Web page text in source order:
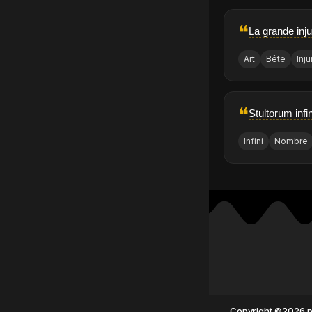
❝La grande
Art Bête
❝Stultorum
Infini Nombre